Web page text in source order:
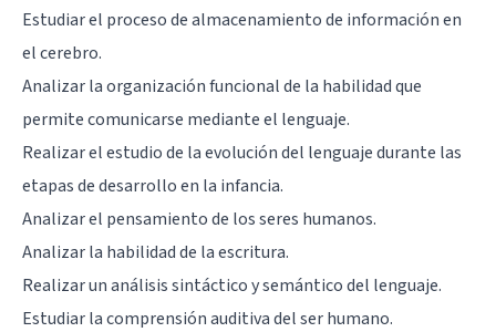
Estudiar el proceso de almacenamiento de información en
el cerebro.
Analizar la organización funcional de la habilidad que
permite comunicarse mediante el lenguaje.
Realizar el estudio de la evolución del lenguaje durante las
etapas de desarrollo en la infancia.
Analizar el pensamiento de los seres humanos.
Analizar la habilidad de la escritura.
Realizar un análisis sintáctico y semántico del lenguaje.
Estudiar la comprensión auditiva del ser humano.